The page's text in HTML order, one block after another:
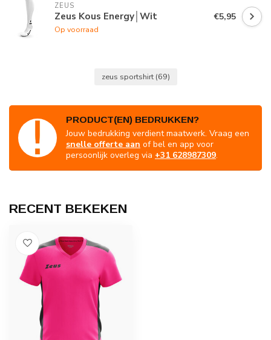
ZEUS
Zeus Kous Energy│Wit
Op voorraad
€5,95
zeus sportshirt (69)
PRODUCT(EN) BEDRUKKEN?
Jouw bedrukking verdient maatwerk. Vraag een
snelle offerte aan of bel en app voor
persoonlijk overleg via +31 628987309.
RECENT BEKEKEN